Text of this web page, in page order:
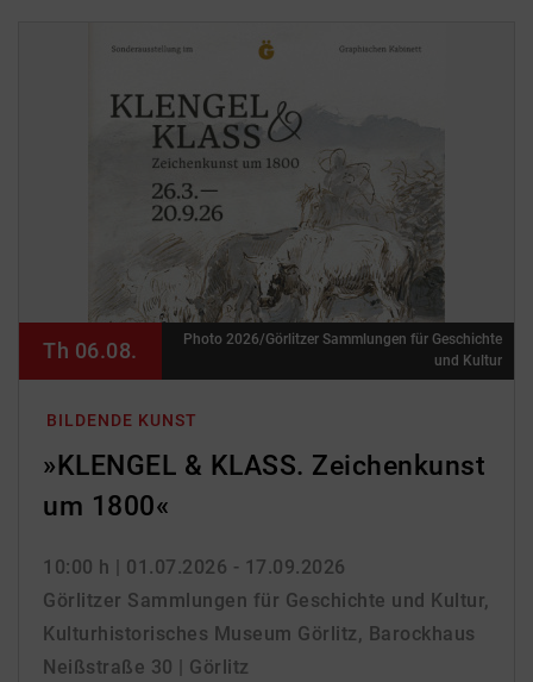
BILDENDE KUNST
»KLENGEL & KLASS. Zeichenkunst
um 1800«
10:00 h | 01.07.2026 - 17.09.2026
Görlitzer Sammlungen für Geschichte und Kultur,
Kulturhistorisches Museum Görlitz, Barockhaus
Neißstraße 30 | Görlitz
Th 06.08.
Photo 2026/Görlitzer Sammlungen für Geschichte
und Kultur